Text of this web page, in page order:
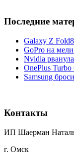
Последние
Galaxy Z
GoPro на
Nvidia
OnePlus
Samsung
Контакты
ИП Шаерман
г. Омск